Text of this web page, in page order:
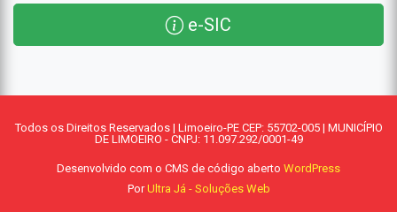
e-SIC
Todos os Direitos Reservados | Limoeiro-PE CEP: 55702-005 | MUNICÍPIO
DE LIMOEIRO - CNPJ: 11.097.292/0001-49
Desenvolvido com o CMS de código aberto WordPress
PorUltra Já - Soluções Web